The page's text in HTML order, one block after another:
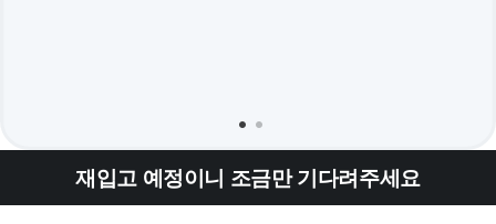
재입고 예정이니 조금만 기다려주세요